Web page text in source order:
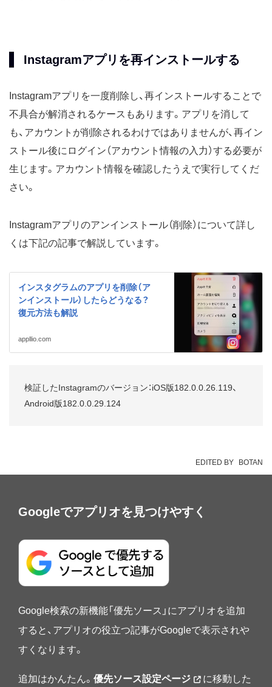
Instagramアプリを再インストールする
Instagramアプリを一度削除し、再インストールすることで
不具合が解消されるケースもあります。アプリを消して
も、アカウントが削除されるわけではありませんが、再イン
ストール後にログイン（アカウント情報の入力）する必要が
生じます。アカウント情報を確認したうえで実行してくだ
さい。
Instagramアプリのアンインストール（削除）について詳し
くは下記の記事で解説しています。
インスタグラムのアプリを削除（ア
ンインストール）したらどうなる？
復元方法も解説
appllio.com
検証したInstagramのバージョン：iOS版182.0.0.26.119、
Android版182.0.0.29.124
EDITED BY BOTAN
Googleでアプリオを見つけやすく
Google検索の新機能「優先ソース」にアプリオを追加
すると、アプリオの役立つ記事がGoogleで表示されや
すくなります。
追加はかんたん。 優先ソース設定ページ に移動した